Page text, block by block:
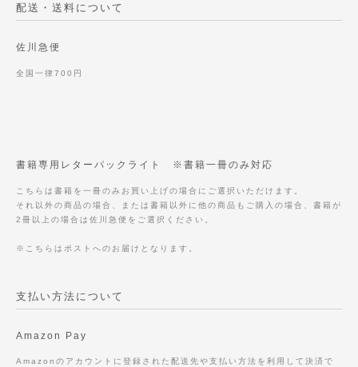
配送・送料について
佐川急便
全国一律700円
書籍専用レターパックライト ※書籍一冊のみ対応
こちらは書籍を一冊のみお買い上げの場合にご選択いただけます。
それ以外の商品の場合、または書籍以外に他の商品もご購入の場合、書籍が
2冊以上の場合は佐川急便をご選択ください。
※こちらはポストへのお届けとなります。
支払い方法について
Amazon Pay
Amazonのアカウントに登録された配送先や支払い方法を利用して決済で